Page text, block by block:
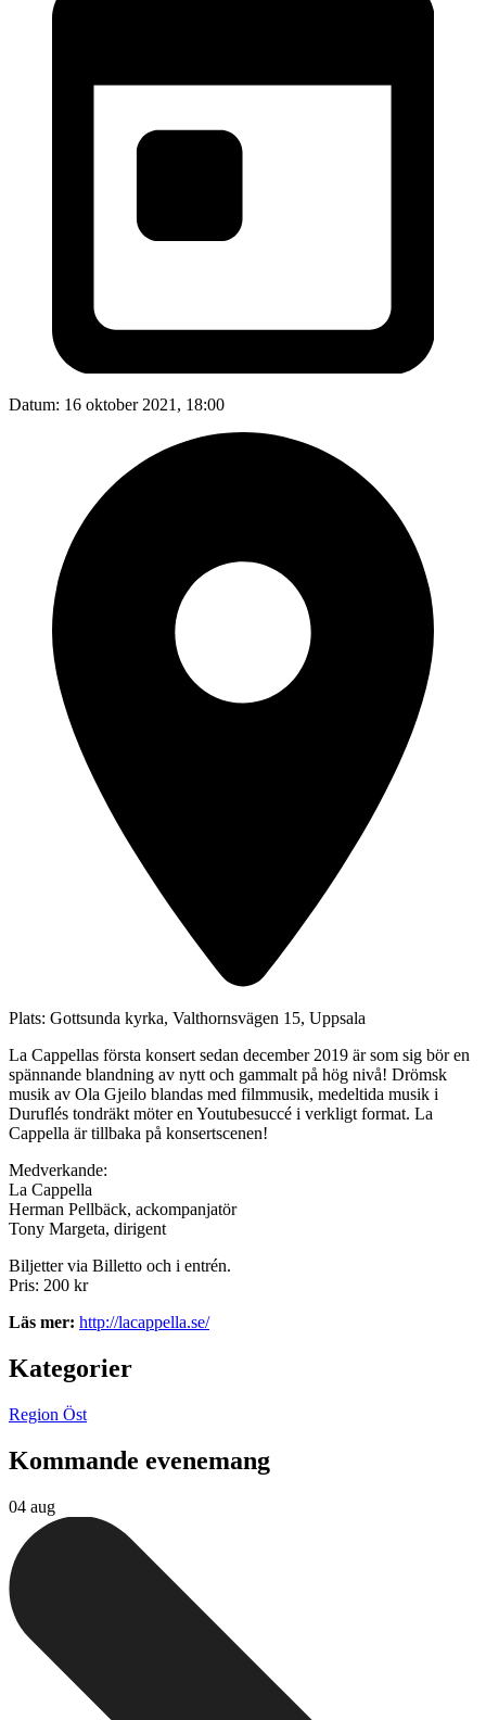
Datum: 16 oktober 2021, 18:00
Plats: Gottsunda kyrka, Valthornsvägen 15, Uppsala
La Cappellas första konsert sedan december 2019 är som sig bör en
spännande blandning av nytt och gammalt på hög nivå! Drömsk
musik av Ola Gjeilo blandas med filmmusik, medeltida musik i
Duruflés tondräkt möter en Youtubesuccé i verkligt format. La
Cappella är tillbaka på konsertscenen!
Medverkande:
La Cappella
Herman Pellbäck, ackompanjatör
Tony Margeta, dirigent
Biljetter via Billetto och i entrén.
Pris: 200 kr
Läs mer: http://lacappella.se/
Kategorier
Region Öst
Kommande evenemang
04 aug